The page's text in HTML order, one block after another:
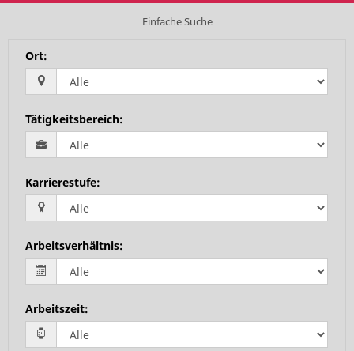
Einfache Suche
Ort:
Tätigkeitsbereich:
Karrierestufe:
Arbeitsverhältnis:
Arbeitszeit: